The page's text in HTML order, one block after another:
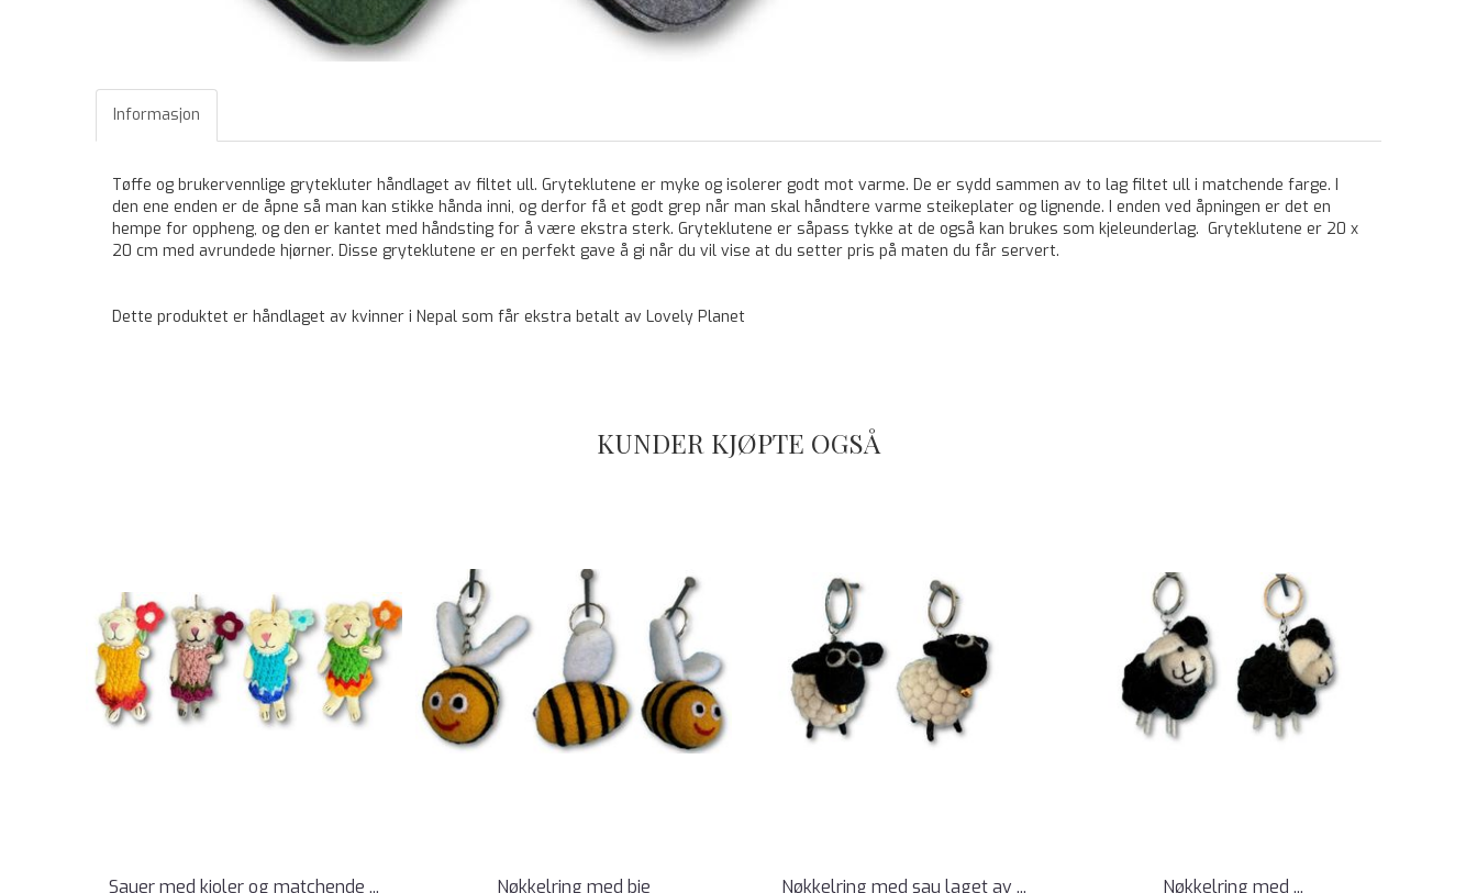
Informasjon
Tøffe og brukervennlige grytekluter håndlaget av filtet ull. Gryteklutene er myke og isolerer godt mot varme. De er sydd sammen av to lag filtet ull i matchende farge. I
den ene enden er de åpne så man kan stikke hånda inni, og derfor få et godt grep når man skal håndtere varme steikeplater og lignende. I enden ved åpningen er det en
hempe for oppheng, og den er kantet med håndsting for å være ekstra sterk. Gryteklutene er såpass tykke at de også kan brukes som kjeleunderlag. Gryteklutene er 20 x
20 cm med avrundede hjørner. Disse gryteklutene er en perfekt gave å gi når du vil vise at du setter pris på maten du får servert.
Dette produktet er håndlaget av kvinner i Nepal som får ekstra betalt av Lovely Planet
KUNDER KJØPTE OGSÅ
Sauer med kjoler og matchende ... Nøkkelring med bie Nøkkelring med sau laget av ... Nøkkelring med ...